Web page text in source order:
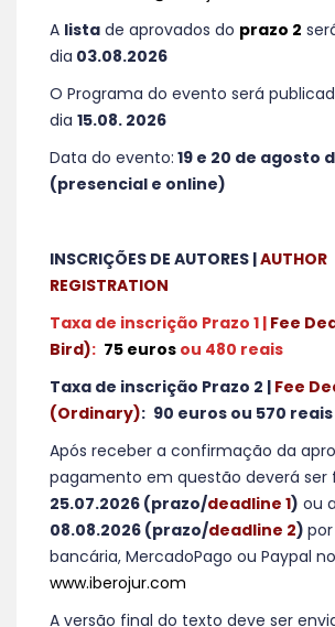
A lista de aprovados do prazo 2
dia 03.08.2026
O Programa do evento será
dia 15.08. 2026
Data do evento: 19 e 20 de agosto
(presencial e online)
INSCRIÇÕES DE AUTORES |AUTHOR
REGISTRATION
Taxa de inscrição Prazo 1 | Fee
Bird): 75 euros ou 480 reais
Taxa de inscrição Prazo 2 | Fee
(Ordinary): 90 euros ou 570 reais
Após receber a confirmação da
pagamento em questão deverá ser
25.07.2026 (prazo/deadline 1) ou
08.08.2026 (prazo/deadline 2)
bancária, MercadoPago ou Paypal
www.iberojur.com
A versão final do texto deve ser